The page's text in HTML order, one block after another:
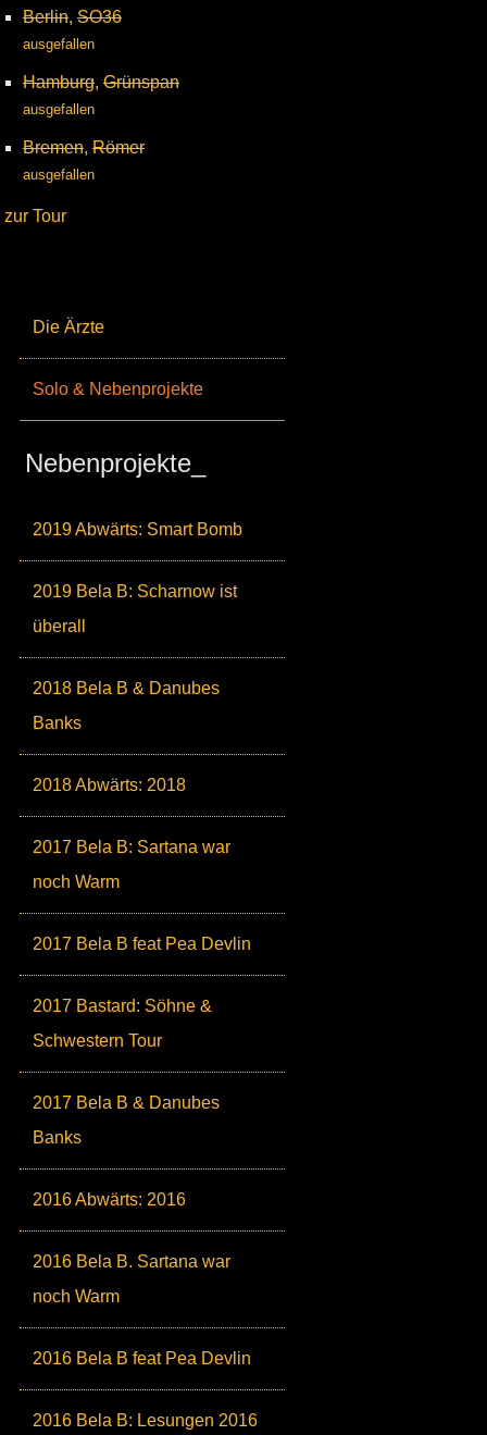
Die Ärzte
Solo & Nebenprojekte
Nebenprojekte_
2019 Abwärts: Smart Bomb
2019 Bela B: Scharnow ist
überall
2018 Bela B & Danubes
Banks
2018 Abwärts: 2018
2017 Bela B: Sartana war
noch Warm
2017 Bela B feat Pea Devlin
2017 Bastard: Söhne &
Schwestern Tour
2017 Bela B & Danubes
Banks
2016 Abwärts: 2016
2016 Bela B. Sartana war
noch Warm
2016 Bela B feat Pea Devlin
2016 Bela B: Lesungen 2016
Berlin, SO36
ausgefallen
Hamburg, Grünspan
ausgefallen
Bremen, Römer
ausgefallen
zur Tour